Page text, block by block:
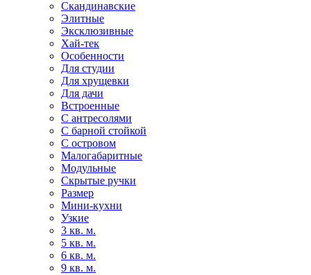
Скандинавские
Элитные
Эксклюзивные
Хай-тек
Особенности
Для студии
Для хрущевки
Для дачи
Встроенные
С антресолями
С барной стойкой
С островом
Малогабаритные
Модульные
Скрытые ручки
Размер
Мини-кухни
Узкие
3 кв. м.
5 кв. м.
6 кв. м.
9 кв. м.